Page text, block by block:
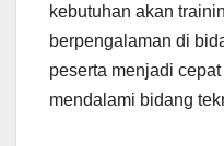
kebutuhan akan
berpengalaman di
peserta menjadi
mendalami bidang